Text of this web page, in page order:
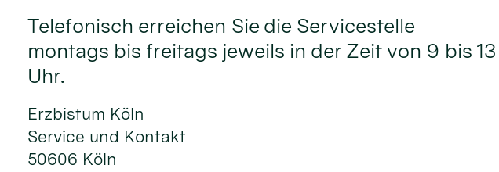
Telefonisch erreichen Sie die Servicestelle
montags bis freitags jeweils in der Zeit von 9 bis 13
Uhr.
Erzbistum Köln
Service und Kontakt
50606 Köln